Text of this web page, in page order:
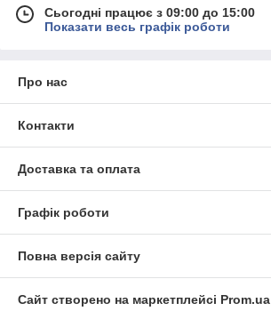
Сьогодні працює з 09:00 до 15:00
Показати весь графік роботи
Про нас
Контакти
Доставка та оплата
Графік роботи
Повна версія сайту
Сайт створено на маркетплейсі Prom.ua